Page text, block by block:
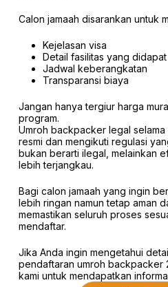
Calon jamaah disarankan untuk
Kejelasan visa
Detail fasilitas yang didapat
Jadwal keberangkatan
Transparansi biaya
Jangan hanya tergiur harga
program.
Umroh backpacker legal
resmi dan mengikuti regulasi
bukan berarti ilegal, melainkan
lebih terjangkau.
Bagi calon jamaah yang ingin
lebih ringan namun tetap aman
memastikan seluruh proses
mendaftar.
Jika Anda ingin mengetahui
pendaftaran umroh backpacker
kami untuk mendapatkan